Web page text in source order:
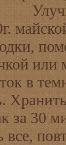
в
за 30
все,